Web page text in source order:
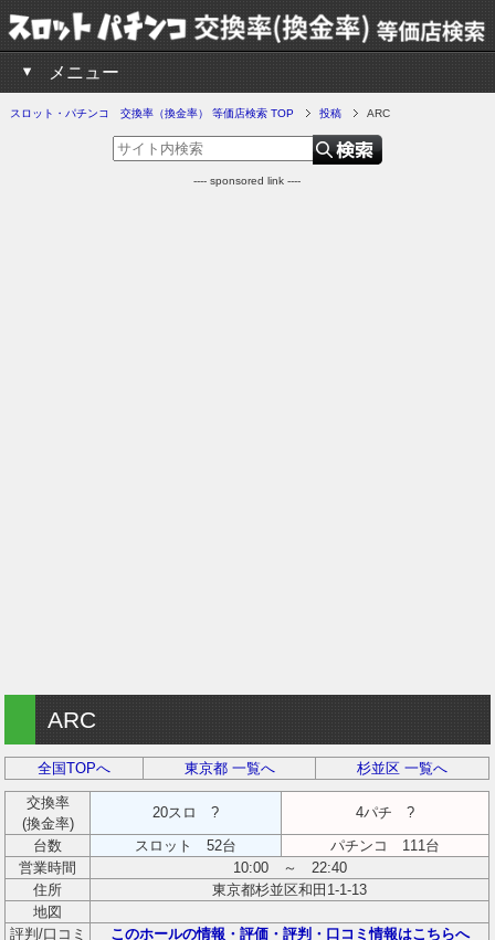
メニュー
スロット・パチンコ 交換率（換金率） 等価店検索 TOP 投稿 ARC
---- sponsored link ----
ARC
全国TOPへ 東京都 一覧へ 杉並区 一覧へ
交換率
(換金率)
20スロ ?
4パチ ?
台数
スロット 52台
パチンコ 111台
営業時間
10:00 ～ 22:40
住所
東京都杉並区和田1-1-13
地図
評判/口コミ
このホールの情報・評価・評判・口コミ情報はこちらへ